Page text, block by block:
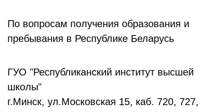
По вопросам получения образования и
пребывания в Республике Беларусь
ГУО "Республиканский институт высшей
школы"
г.Минск, ул.Московская 15, каб. 720, 727,